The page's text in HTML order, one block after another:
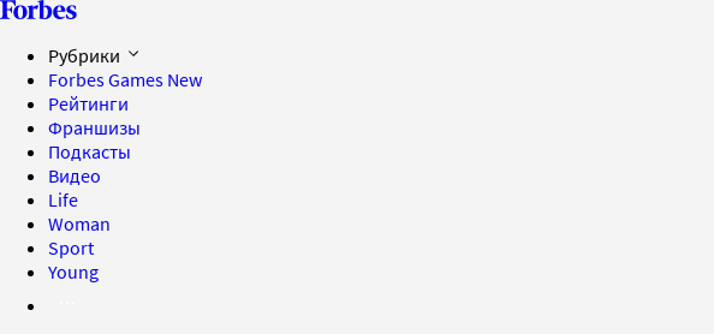
Рубрики
Forbes Games New
Рейтинги
Франшизы
Подкасты
Видео
Life
Woman
Sport
Young